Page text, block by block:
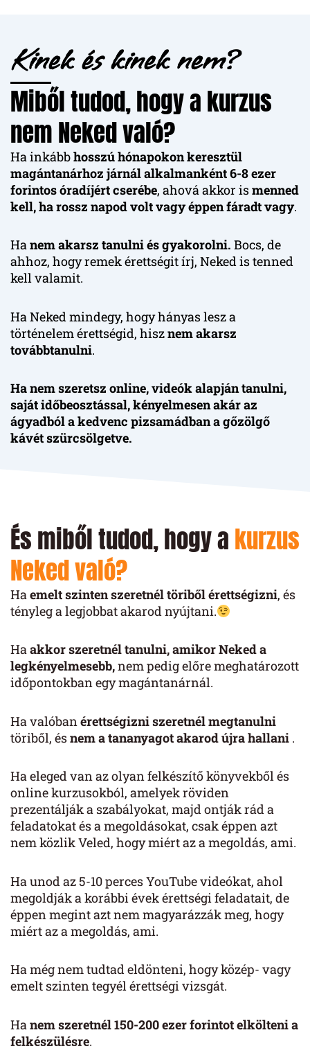
Kinek és kinek nem?
Miből tudod, hogy a kurzus
nem Neked való?
Ha inkábbhosszú hónapokon keresztül
magántanárhoz járnál alkalmanként 6-8 ezer
forintos óradíjért cserébe, ahová akkor ismenned
kell, ha rossz napod volt vagy éppen fáradt vagy.
Hanem akarsz tanulni és gyakorolni. Bocs, de
ahhoz, hogy remek érettségit írj, Neked is tenned
kell valamit.
Ha Neked mindegy, hogy hányas lesz a
történelem érettségid, hisznem akarsz
továbbtanulni.
Ha nem szeretsz online, videók alapján tanulni,
saját időbeosztással, kényelmesen akár az
ágyadból a kedvenc pizsamádban a gőzölgő
kávét szürcsölgetve.
És miből tudod, hogy akurzus
Neked való?
Haemelt szinten szeretnél töriből érettségizni, és
tényleg a legjobbat akarod nyújtani.
Haakkor szeretnél tanulni, amikor Neked a
legkényelmesebb,nem pedig előre meghatározott
időpontokban egy magántanárnál.
Ha valóbanérettségizni szeretnél megtanulni
töriből, ésnem a tananyagot akarod újra hallani .
Ha eleged van az olyan felkészítő könyvekből és
online kurzusokból, amelyek röviden
prezentálják a szabályokat, majd ontják rád a
feladatokat és a megoldásokat, csak éppen azt
nem közlik Veled, hogy miért az a megoldás, ami.
Ha unod az 5-10 perces YouTube videókat, ahol
megoldják a korábbi évek érettségi feladatait, de
éppen megint azt nem magyarázzák meg, hogy
miért az a megoldás, ami.
Ha még nem tudtad eldönteni, hogy közép- vagy
emelt szinten tegyél érettségi vizsgát.
Hanem szeretnél 150-200 ezer forintot elkölteni a
felkészülésre.